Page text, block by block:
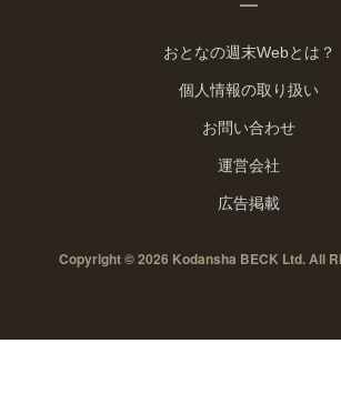
おとなの週末Webとは？
個人情報の取り扱い
お問い合わせ
運営会社
広告掲載
Copyright © 2026 Kodansha BECK Ltd. All